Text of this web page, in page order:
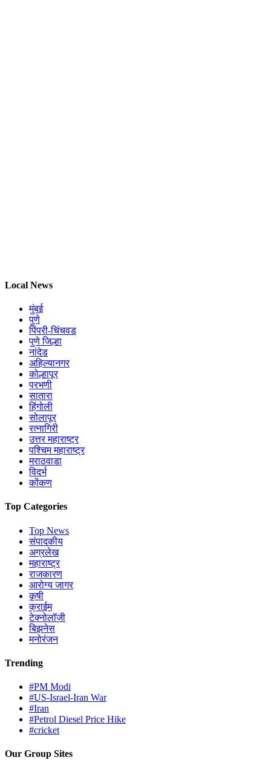
Local News
मुंबई
पुणे
पिंपरी-चिंचवड
पुणे जिल्हा
नांदेड
अहिल्यानगर
कोल्हापूर
परभणी
सातारा
हिंगोली
सोलापूर
रत्नागिरी
उत्तर महाराष्ट्र
पश्चिम महाराष्ट्र
मराठवाडा
विदर्भ
कोंकण
Top Categories
Top News
संपादकीय
अग्रलेख
महाराष्ट्र
राजकारण
आरोग्य जागर
कृषी
क्राईम
टेक्नोलॉजी
बिझनेस
मनोरंजन
Trending
#PM Modi
#US-Israel-Iran War
#Iran
#Petrol Diesel Price Hike
#cricket
Our Group Sites